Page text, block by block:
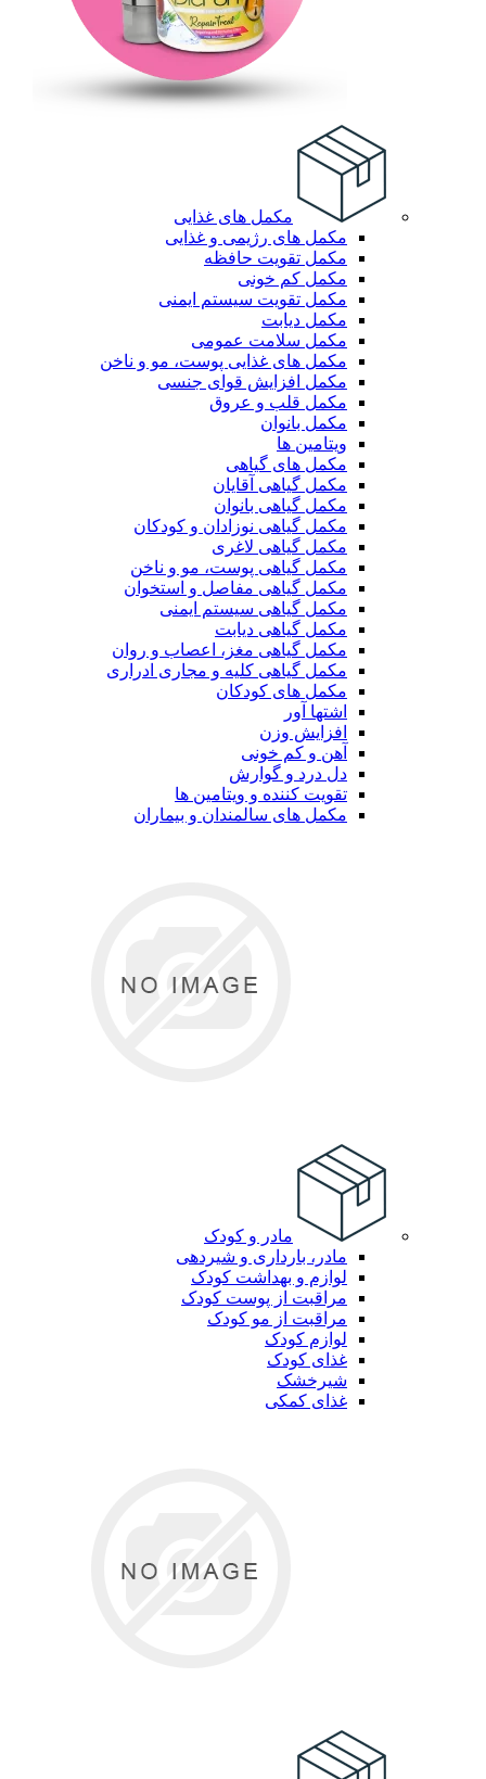
مکمل های غذایی
مکمل های رژیمی و غذایی
مکمل تقویت حافظه
مکمل کم خونی
مکمل تقویت سیستم ایمنی
مکمل دیابت
مکمل سلامت عمومی
مکمل های غذایی پوست، مو و ناخن
مکمل افزایش قوای جنسی
مکمل قلب و عروق
مکمل بانوان
ویتامین ها
مکمل های گیاهی
مکمل گیاهی آقایان
مکمل گیاهی بانوان
مکمل گیاهی نوزادان و کودکان
مکمل گیاهی لاغری
مکمل گیاهی پوست، مو و ناخن
مکمل گیاهی مفاصل و استخوان
مکمل گیاهی سیستم ایمنی
مکمل گیاهی دیابت
مکمل گیاهی مغز، اعصاب و روان
مکمل گیاهی کلیه و مجاری ادراری
مکمل های کودکان
اشتها آور
افزایش وزن
آهن و کم خونی
دل درد و گوارش
تقویت کننده و ویتامین ها
مکمل های سالمندان و بیماران
مادر و کودک
مادر، بارداری و شیردهی
لوازم و بهداشت کودک
مراقبت از پوست کودک
مراقبت از مو کودک
لوازم کودک
غذای کودک
شیرخشک
غذای کمکی